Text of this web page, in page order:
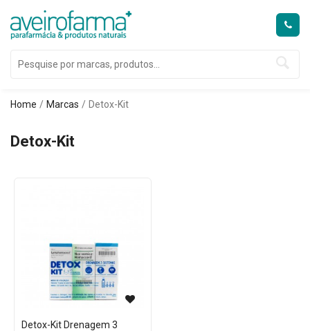
Home Marcas Detox-Kit
Detox-Kit
Detox-Kit Drenagem 3